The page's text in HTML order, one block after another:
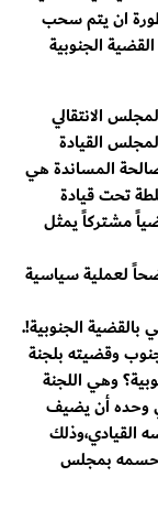
ان يتم سحب
الجنوبية
الانتقالي
القيادة
المساندة هي
تحت قيادة
مشتركاً يمثل
لعملية سياسية
بالقضية الجنوبية!.
وقضيته بلجنة
الجنوبية؟ وهي اللجنة
وحده أن يضيف
القيادي،وذلك
حسمه بمجلس